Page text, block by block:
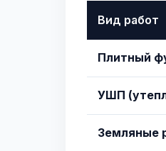
Вид работ
Плитный
УШП
Земляные